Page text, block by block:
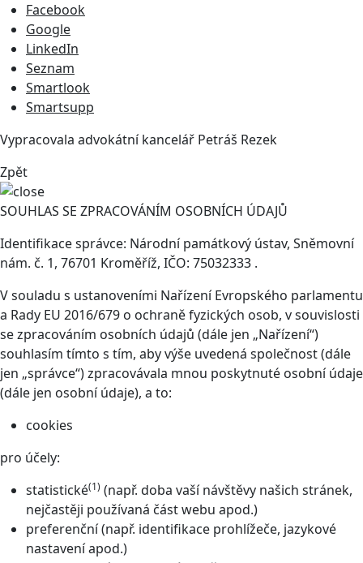
Facebook
Google
LinkedIn
Seznam
Smartlook
Smartsupp
Vypracovala advokátní kancelář Petráš Rezek
Zpět
SOUHLAS SE ZPRACOVÁNÍM OSOBNÍCH ÚDAJŮ
Identifikace správce: Národní památkový ústav, Sněmovní
nám. č. 1, 76701 Kroměříž, IČO: 75032333 .
V souladu s ustanoveními Nařízení Evropského parlamentu
a Rady EU 2016/679 o ochraně fyzických osob, v souvislosti
se zpracováním osobních údajů (dále jen „Nařízení“)
souhlasím tímto s tím, aby výše uvedená společnost (dále
jen „správce“) zpracovávala mnou poskytnuté osobní údaje
(dále jen osobní údaje), a to:
cookies
pro účely:
statistické(1) (např. doba vaší návštěvy našich stránek,
nejčastěji používaná část webu apod.)
preferenční (např. identifikace prohlížeče, jazykové
nastavení apod.)